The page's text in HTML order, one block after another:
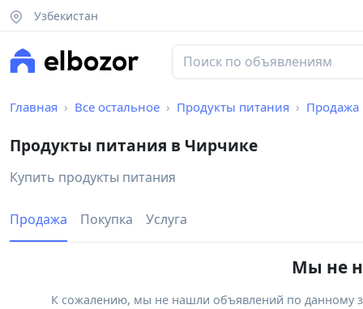
Узбекистан
Главная Все остальное Продукты питания Продажа
Продукты питания в Чирчике
Купить продукты питания
Продажа Покупка Услуга
Мы не
К сожалению, мы не нашли объявлений по данному